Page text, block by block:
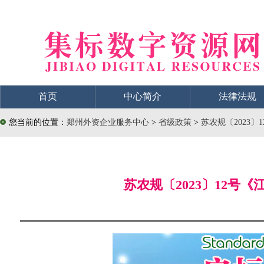
首页 中心简介 法律法规
您当前的位置： 郑州外资企业服务中心 > 省级政策 > 苏农规〔2023〕
苏农规〔2023〕12号《